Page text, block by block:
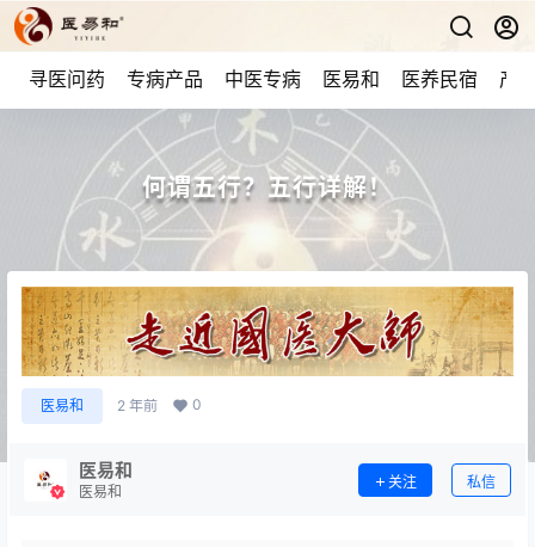
寻医问药 专病产品 中医专病 医易和 医养民宿 产
何谓五行？五行详解！
医易和 2 年前 0
医易和
医易和
关注 私信